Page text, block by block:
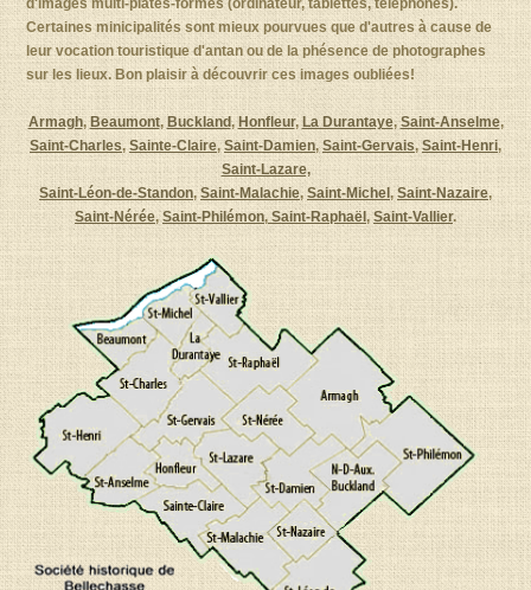
d'images multi-plates-formes (ordinateur, tablettes, téléphones).
Certaines minicipalités sont mieux pourvues que d'autres à cause de
leur vocation touristique d'antan ou de la phésence de photographes
sur les lieux. Bon plaisir à découvrir ces images oubliées!
Armagh,Beaumont, Buckland, Honfleur,La Durantaye,Saint-Anselme,
Saint-Charles, Sainte-Claire, Saint-Damien,Saint-Gervais,Saint-Henri,
Saint-Lazare,
Saint-Léon-de-Standon, Saint-Malachie, Saint-Michel , Saint-Nazaire,
Saint-Nérée,Saint-Philémon, Saint-Raphaël,Saint-Vallier.